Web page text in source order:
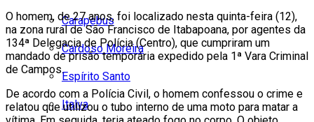
Carapebus
Cardoso Moreira
Espírito Santo
Italva
O homem, de 27 anos, foi localizado nesta quinta-feira (12),
na zona rural de São Francisco de Itabapoana, por agentes da
134ª Delegacia de Polícia (Centro), que cumpriram um
mandado de prisão temporária expedido pela 1ª Vara Criminal
de Campos.
De acordo com a Polícia Civil, o homem confessou o crime e
relatou que utilizou o tubo interno de uma moto para matar a